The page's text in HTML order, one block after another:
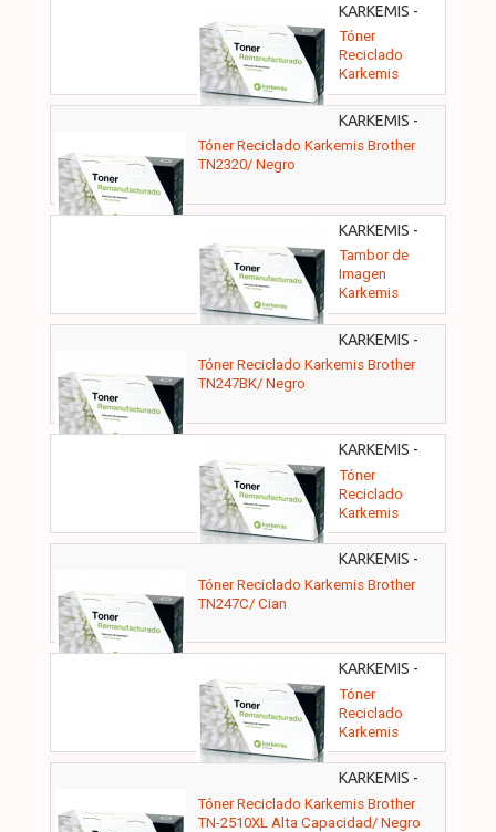
KARKEMIS -
10010076
Tóner
Reciclado
Karkemis
Brother
TN2420/ Negro
KARKEMIS -
10010043
Tóner Reciclado Karkemis Brother
TN2320/ Negro
KARKEMIS -
10010081
Tambor de
Imagen
Karkemis
Reciclado
Brother DR-
2400/ Negro
KARKEMIS -
10010092
Tóner Reciclado Karkemis Brother
TN247BK/ Negro
KARKEMIS -
10010095
Tóner
Reciclado
Karkemis
Brother
TN247Y/
Amarillo
KARKEMIS -
10010093
Tóner Reciclado Karkemis Brother
TN247C/ Cian
KARKEMIS -
10010094
Tóner
Reciclado
Karkemis
Brother
TN247M/
Magenta
KARKEMIS -
10010117
Tóner Reciclado Karkemis Brother
TN-2510XL Alta Capacidad/ Negro